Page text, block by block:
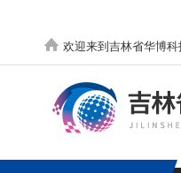
欢迎来到吉林省华博科